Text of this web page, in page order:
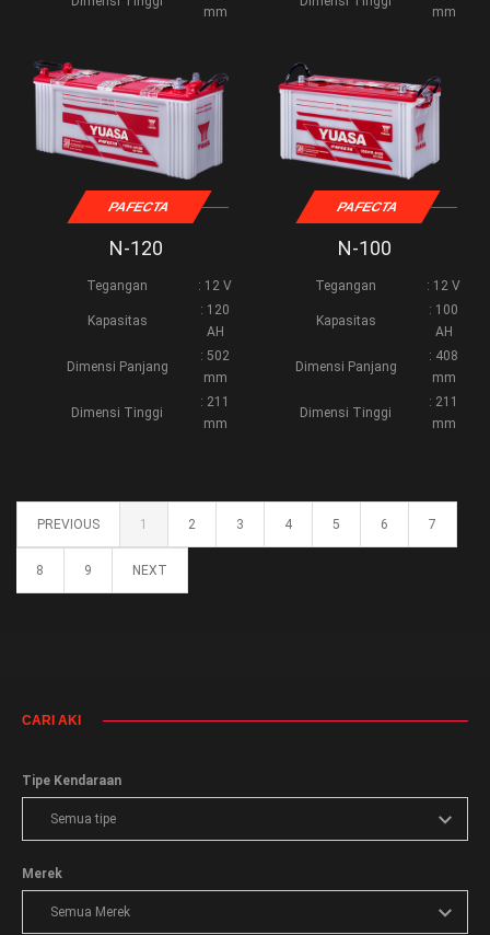
mm
mm
PAFECTA
N-120
Tegangan : 12 V
Kapasitas
: 120
AH
Dimensi Panjang
: 502
mm
Dimensi Tinggi
: 211
mm
PAFECTA
N-100
Tegangan : 12 V
Kapasitas
: 100
AH
Dimensi Panjang
: 408
mm
Dimensi Tinggi
: 211
mm
PREVIOUS 1 2 3 4 5 6 7
8 9 NEXT
CARI AKI
Tipe Kendaraan
Merek